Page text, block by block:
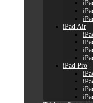
iPad Air
iPad Pro